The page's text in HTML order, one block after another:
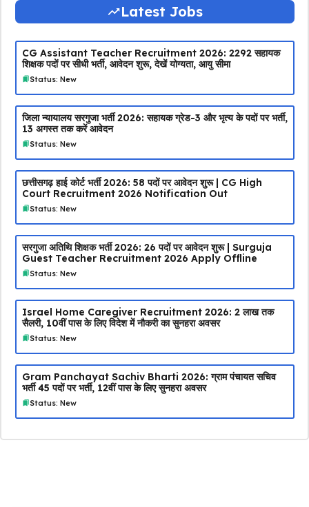
Latest Jobs
CG Assistant Teacher Recruitment 2026: 2292 सहायक
शिक्षक पदों पर सीधी भर्ती, आवेदन शुरू, देखें योग्यता, आयु सीमा
Status: New
जिला न्यायालय सरगुजा भर्ती 2026: सहायक ग्रेड-3 और भृत्य के पदों पर भर्ती,
13 अगस्त तक करें आवेदन
Status: New
छत्तीसगढ़ हाई कोर्ट भर्ती 2026: 58 पदों पर आवेदन शुरू | CG High
Court Recruitment 2026 Notification Out
Status: New
सरगुजा अतिथि शिक्षक भर्ती 2026: 26 पदों पर आवेदन शुरू | Surguja
Guest Teacher Recruitment 2026 Apply Offline
Status: New
Israel Home Caregiver Recruitment 2026: ₹2 लाख तक
सैलरी, 10वीं पास के लिए विदेश में नौकरी का सुनहरा अवसर
Status: New
Gram Panchayat Sachiv Bharti 2026: ग्राम पंचायत सचिव
भर्ती 45 पदों पर भर्ती, 12वीं पास के लिए सुनहरा अवसर
Status: New